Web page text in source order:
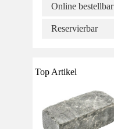
Online bestellbar
Reservierbar
Top Artikel